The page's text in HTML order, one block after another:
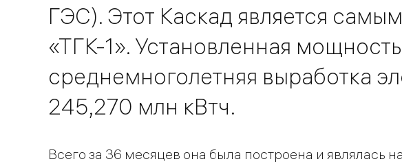
ГЭС). Этот Каскад является
«ТГК-1». Установленная
среднемноголетняя выработка
245,270 млн кВтч.
Всего за 36 месяцев она была построена и являлась